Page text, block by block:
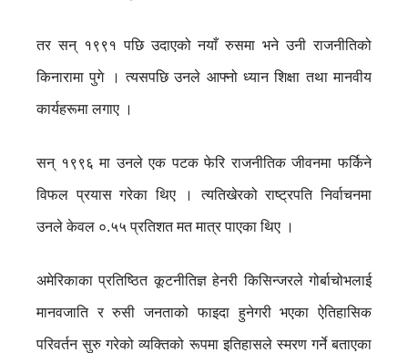
तर सन् १९९१ पछि उदाएको नयाँ रुसमा भने उनी राजनीतिको
किनारामा पुगे । त्यसपछि उनले आफ्नो ध्यान शिक्षा तथा मानवीय
कार्यहरूमा लगाए ।
सन् १९९६ मा उनले एक पटक फेरि राजनीतिक जीवनमा फर्किने
विफल प्रयास गरेका थिए । त्यतिखेरको राष्ट्रपति निर्वाचनमा
उनले केवल ०.५५ प्रतिशत मत मात्र पाएका थिए ।
अमेरिकाका प्रतिष्ठित कूटनीतिज्ञ हेनरी किसिन्जरले गोर्बाचोभलाई
मानवजाति र रुसी जनताको फाइदा हुनेगरी भएका ऐतिहासिक
परिवर्तन सुरु गरेको व्यक्तिको रूपमा इतिहासले स्मरण गर्ने बताएका